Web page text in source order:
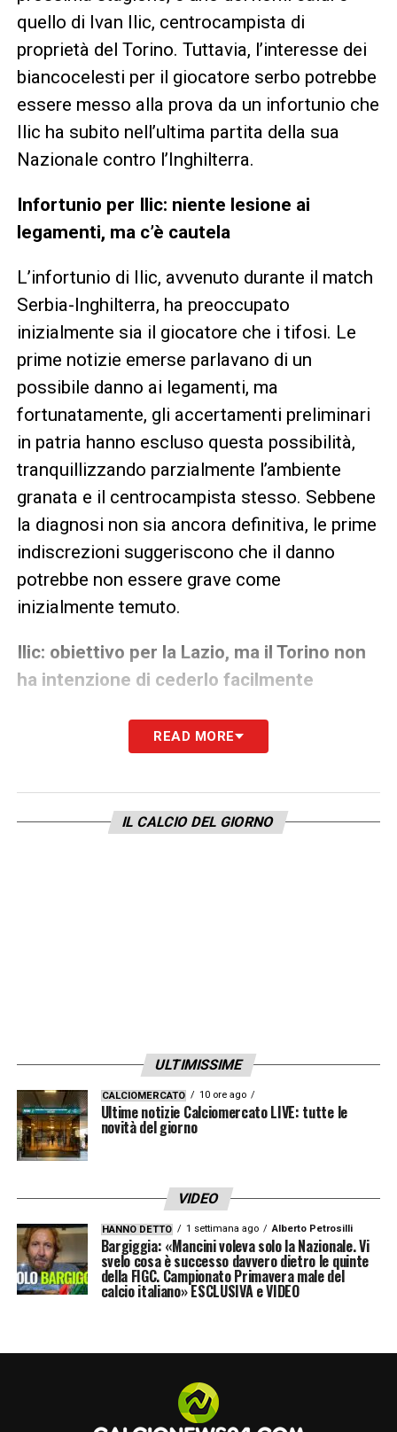
quello di Ivan Ilic, centrocampista di
proprietà del Torino. Tuttavia, l’interesse dei
biancocelesti per il giocatore serbo potrebbe
essere messo alla prova da un infortunio che
Ilic ha subito nell’ultima partita della sua
Nazionale contro l’Inghilterra.
Infortunio per Ilic: niente lesione ai
legamenti, ma c’è cautela
L’infortunio di Ilic, avvenuto durante il match
Serbia-Inghilterra, ha preoccupato
inizialmente sia il giocatore che i tifosi. Le
prime notizie emerse parlavano di un
possibile danno ai legamenti, ma
fortunatamente, gli accertamenti preliminari
in patria hanno escluso questa possibilità,
tranquillizzando parzialmente l’ambiente
granata e il centrocampista stesso. Sebbene
la diagnosi non sia ancora definitiva, le prime
indiscrezioni suggeriscono che il danno
potrebbe non essere grave come
inizialmente temuto.
Ilic: obiettivo per la Lazio, ma il Torino non
ha intenzione di cederlo facilmente
Nonostante l’incertezza sulla sua condizione
fisica, la Lazio continua a seguire con
dei principali obiettivi della dirigenza
biancoceleste, che lo considera un rinforzo
dell’infortunio e, se possibile, evitare
l’intervento chirurgico. Il club granata
preferirebbe puntare su un programma di
recupero meno invasivo per ridurre i tempi di
evitare nuove complicazioni.
Il recupero di Ilic deciderà il futuro sul
mercato
dall’evolversi delle sue condizioni fisiche. Se
il recupero del centrocampista dovesse
andare per il meglio, non è escluso che il
READ MORE
IL CALCIO DEL GIORNO
ULTIMISSIME
CALCIOMERCATO 10 ore ago
Ultime notizie Calciomercato LIVE: tutte le
novità del giorno
VIDEO
HANNO DETTO 1 settimana ago Alberto Petrosilli
Bargiggia: «Mancini voleva solo la Nazionale. Vi
svelo cosa è successo davvero dietro le quinte
della FIGC. Campionato Primavera male del
calcio italiano» ESCLUSIVA e VIDEO